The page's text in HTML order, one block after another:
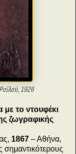
1926
με το ντουφέκι
ζωγραφικής
1867 – Αθήνα,